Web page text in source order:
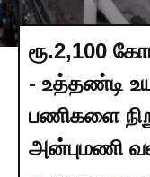
ரூ.2,100
- உத்தண்டி
பணிகளை
அன்புமணி